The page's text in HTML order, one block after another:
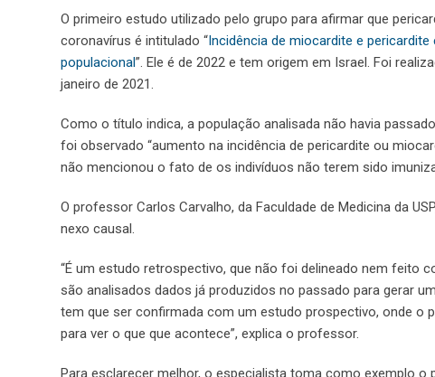
O primeiro estudo utilizado pelo grupo para afirmar que
coronavírus é intitulado “Incidência de miocardite e
populacional”. Ele é de 2022 e tem origem em Israel. Foi
janeiro de 2021.
Como o título indica, a população analisada não havia
foi observado “aumento na incidência de pericardite ou
não mencionou o fato de os indivíduos não terem sido
O professor Carlos Carvalho, da Faculdade de Medicina da
nexo causal.
“É um estudo retrospectivo, que não foi delineado nem feito
são analisados dados já produzidos no passado para gerar
tem que ser confirmada com um estudo prospectivo, onde o
para ver o que que acontece”, explica o professor.
Para esclarecer melhor, o especialista toma como exemplo o